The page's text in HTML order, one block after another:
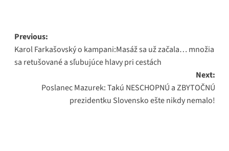
Post
navigation
Previous:
Karol Farkašovský o kampani:Masáž sa už začala… množia
sa retušované a sľubujúce hlavy pri cestách
Next:
Poslanec Mazurek: Takú NESCHOPNÚ a ZBYTOČNÚ
prezidentku Slovensko ešte nikdy nemalo!